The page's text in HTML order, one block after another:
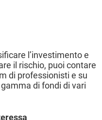
l’investimento e
il rischio, puoi contare
di professionisti e su
gamma di fondi di vari